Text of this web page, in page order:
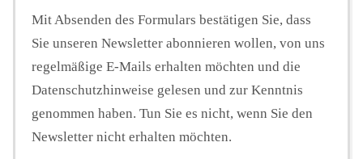
Mit Absenden des Formulars bestätigen Sie, dass
Sie unseren Newsletter abonnieren wollen, von uns
regelmäßige E-Mails erhalten möchten und die
Datenschutzhinweise gelesen und zur Kenntnis
genommen haben. Tun Sie es nicht, wenn Sie den
Newsletter nicht erhalten möchten.